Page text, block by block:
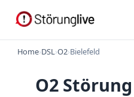
Home›DSL›O2›Bielefeld
O2